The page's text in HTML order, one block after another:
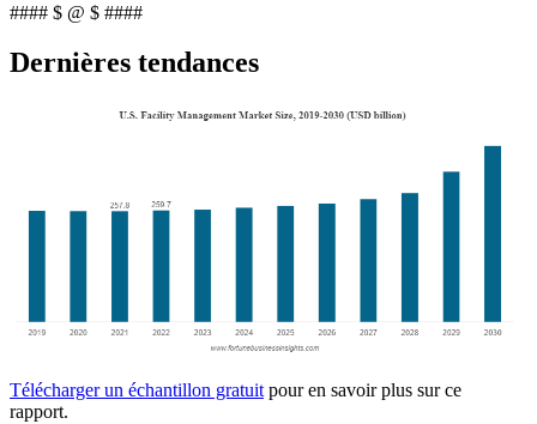
#### $ @ $ ####
Dernières tendances
Télécharger un échantillon gratuit pour en savoir plus sur ce
rapport.